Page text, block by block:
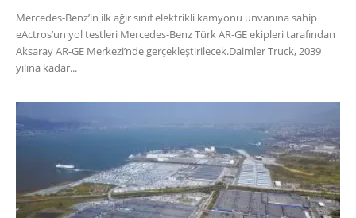
Mercedes-Benz’in ilk ağır sınıf elektrikli kamyonu unvanına sahip
eActros’un yol testleri Mercedes-Benz Türk AR-GE ekipleri tarafından
Aksaray AR-GE Merkezi’nde gerçekleştirilecek.Daimler Truck, 2039
yılına kadar...